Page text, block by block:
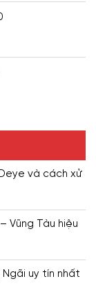
và cách xử
Vũng Tàu hiệu
uy tín nhất